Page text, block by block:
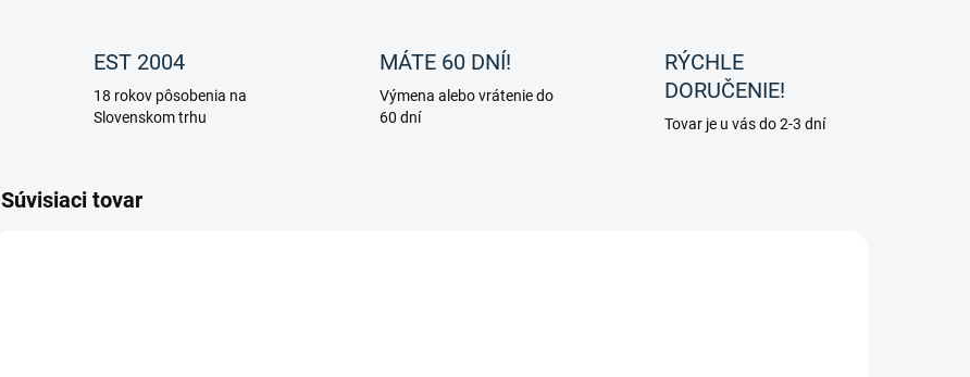
EST 2004
18 rokov pôsobenia na
Slovenskom trhu
MÁTE 60 DNÍ!
Výmena alebo vrátenie do
60 dní
RÝCHLE
DORUČENIE!
Tovar je u vás do 2-3 dní
Súvisiaci tovar